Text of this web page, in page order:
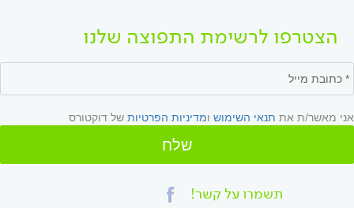
הצטרפו לרשימת התפוצה שלנו
אני מאשר/ת את תנאי השימוש ומדיניות הפרטיות של דוקטורס
שלח
תשמרו על קשר!